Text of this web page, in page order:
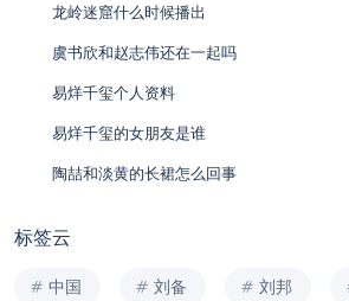
龙岭迷窟什么时候播出
虞书欣和赵志伟还在一起吗
易烊千玺个人资料
易烊千玺的女朋友是谁
陶喆和淡黄的长裙怎么回事
标签云
中国 刘备 刘邦